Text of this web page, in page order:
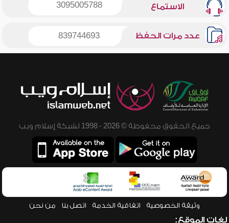
الاستماع 3095005788
عدد مرات الحفظ 839744693
جميع الحقوق محفوظة © 2026 - 1998 لشبكة إسلام ويب
وثيقة الخصوصية اتفاقية الخدمة اتصل بنا من نحن
لغات الموقع: